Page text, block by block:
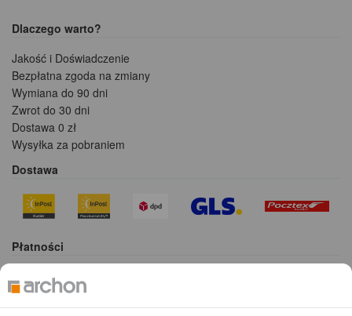
Dlaczego warto?
Jakość i Doświadczenie
Bezpłatna zgoda na zmiany
Wymiana do 90 dni
Zwrot do 30 dni
Dostawa 0 zł
Wysyłka za pobraniem
Dostawa
Płatności